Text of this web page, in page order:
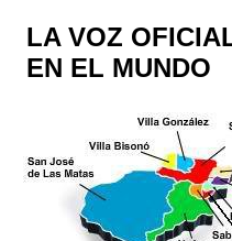
LA VOZ
EN EL MUNDO